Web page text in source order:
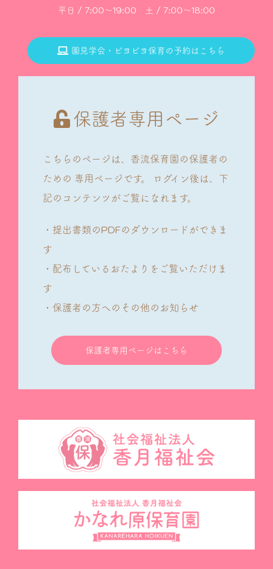
平日 / 7:00～19:00 土 / 7:00～18:00
園見学会・ピヨピヨ保育の予約はこちら
保護者専用ページ
こちらのページは、香流保育園の保護者の
ための 専用ページです。
ログイン後は、下
記のコンテンツがご覧になれます。
・提出書類のPDFのダウンロードができま
す
・配布しているおたよりをご覧いただけま
す
・保護者の方へのその他のお知らせ
保護者専用ページはこちら